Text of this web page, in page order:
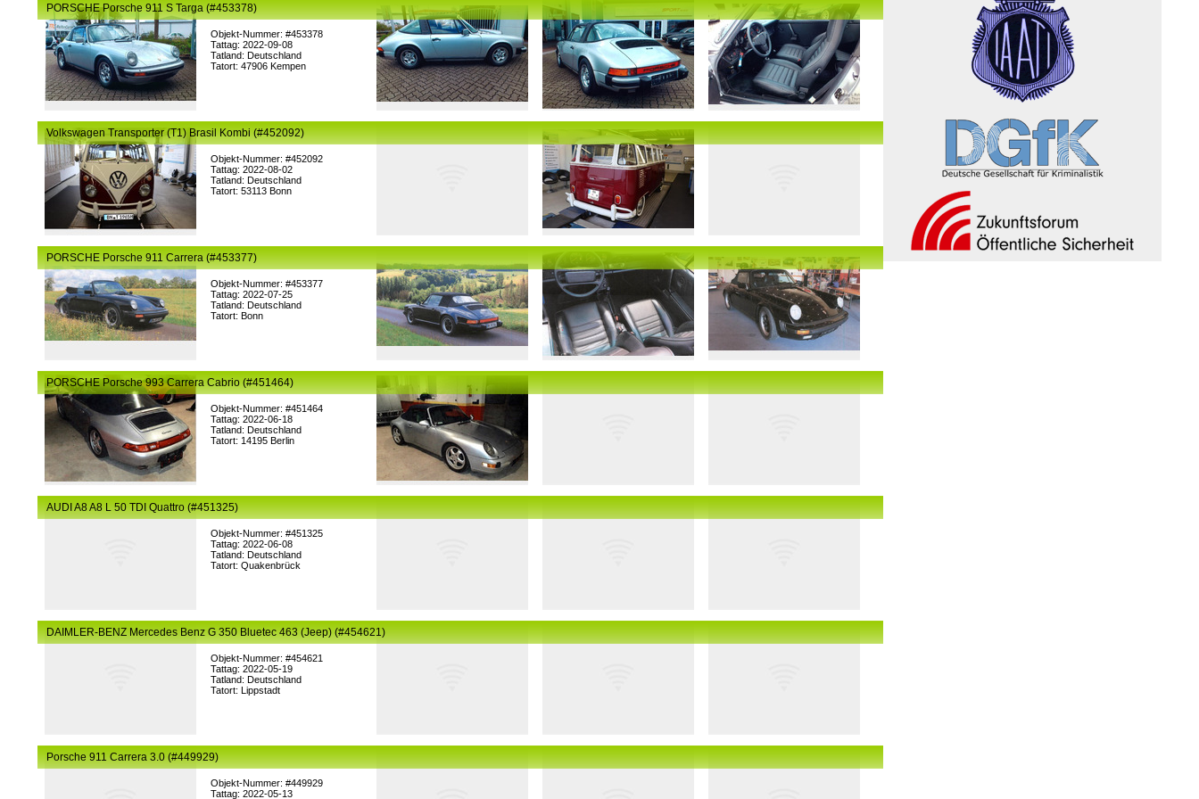
Objekt-Nummer: #453378
Tattag: 2022-09-08
Tatland: Deutschland
Tatort: 47906 Kempen
PORSCHE Porsche 911 S Targa (#453378)
Objekt-Nummer: #452092
Tattag: 2022-08-02
Tatland: Deutschland
Tatort: 53113 Bonn
Volkswagen Transporter (T1) Brasil Kombi (#452092)
Objekt-Nummer: #453377
Tattag: 2022-07-25
Tatland: Deutschland
Tatort: Bonn
PORSCHE Porsche 911 Carrera (#453377)
Objekt-Nummer: #451464
Tattag: 2022-06-18
Tatland: Deutschland
Tatort: 14195 Berlin
PORSCHE Porsche 993 Carrera Cabrio (#451464)
Objekt-Nummer: #451325
Tattag: 2022-06-08
Tatland: Deutschland
Tatort: Quakenbrück
AUDI A8 A8 L 50 TDI Quattro (#451325)
Objekt-Nummer: #454621
Tattag: 2022-05-19
Tatland: Deutschland
Tatort: Lippstadt
DAIMLER-BENZ Mercedes Benz G 350 Bluetec 463 (Jeep) (#454621)
Objekt-Nummer: #449929
Tattag: 2022-05-13
Porsche 911 Carrera 3.0 (#449929)